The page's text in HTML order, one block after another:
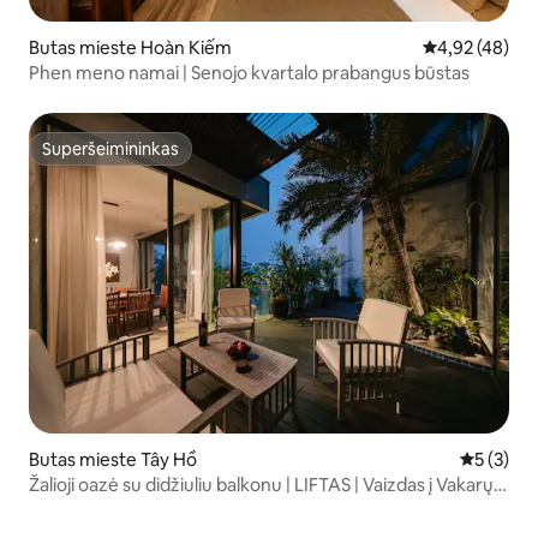
Butas mieste Hoàn Kiếm Vidutinis
4,92 (48)
Phen meno namai | Senojo kvartalo prabangus būstas
Superšeimininkas
Superšeimininkas
Butas mieste Tây Hồ Vidutinis
5 (3)
Žalioji oazė su didžiuliu balkonu | LIFTAS | Vaizdas į Vakarų